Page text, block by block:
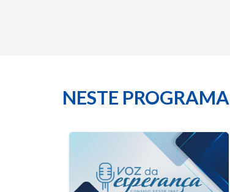
NESTE PROGRAMA